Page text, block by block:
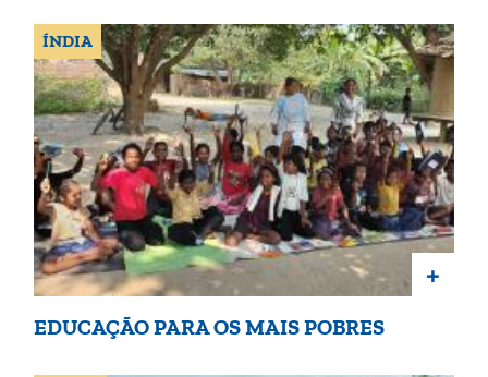
ÍNDIA
+
EDUCAÇÃO PARA OS MAIS POBRES